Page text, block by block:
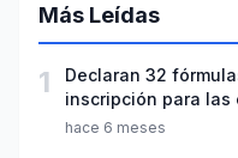
Más Leídas
1
Declaran 32
inscripción para las
hace 6 meses